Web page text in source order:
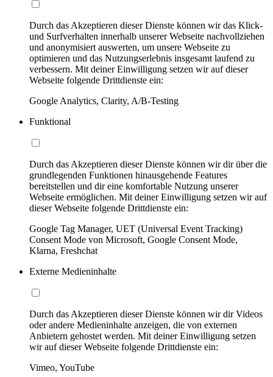
Durch das Akzeptieren dieser Dienste können wir das Klick-
und Surfverhalten innerhalb unserer Webseite nachvollziehen
und anonymisiert auswerten, um unsere Webseite zu
optimieren und das Nutzungserlebnis insgesamt laufend zu
verbessern. Mit deiner Einwilligung setzen wir auf dieser
Webseite folgende Drittdienste ein:
Google Analytics, Clarity, A/B-Testing
Funktional
Durch das Akzeptieren dieser Dienste können wir dir über die
grundlegenden Funktionen hinausgehende Features
bereitstellen und dir eine komfortable Nutzung unserer
Webseite ermöglichen. Mit deiner Einwilligung setzen wir auf
dieser Webseite folgende Drittdienste ein:
Google Tag Manager, UET (Universal Event Tracking)
Consent Mode von Microsoft, Google Consent Mode,
Klarna, Freshchat
Externe Medieninhalte
Durch das Akzeptieren dieser Dienste können wir dir Videos
oder andere Medieninhalte anzeigen, die von externen
Anbietern gehostet werden. Mit deiner Einwilligung setzen
wir auf dieser Webseite folgende Drittdienste ein:
Vimeo, YouTube